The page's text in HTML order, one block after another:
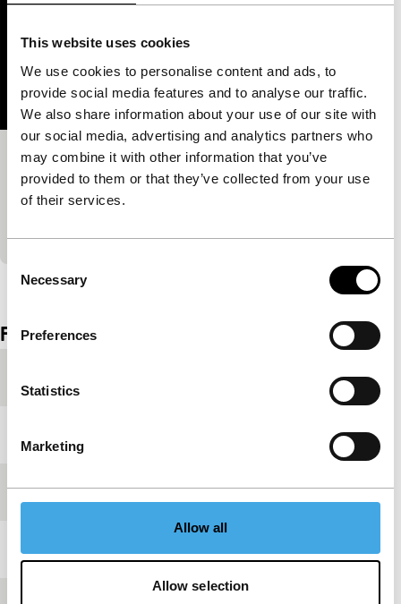
This website uses cookies
We use cookies to personalise content and ads, to
provide social media features and to analyse our traffic.
We also share information about your use of our site with
our social media, advertising and analytics partners who
may combine it with other information that you’ve
provided to them or that they’ve collected from your use
of their services.
Selection
Necessary
Preferences
Statistics
Marketing
Allow all
Allow selection
Sensemayá
Focus: Colectivo Los Ingrávidos
Nieuwe geesten worden opgeroepen als oude
Bekijk het hele programma
Film details
Festivaleditie IFFR 2024
Lengte